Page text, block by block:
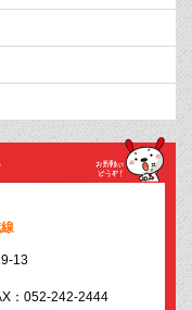
13
：052-242-2444